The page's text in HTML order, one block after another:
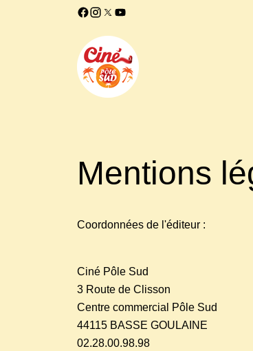
Mentions
Coordonnées de l'éditeur :
Ciné Pôle Sud
3 Route de Clisson
Centre commercial Pôle Sud
44115 BASSE GOULAINE
02.28.00.98.98